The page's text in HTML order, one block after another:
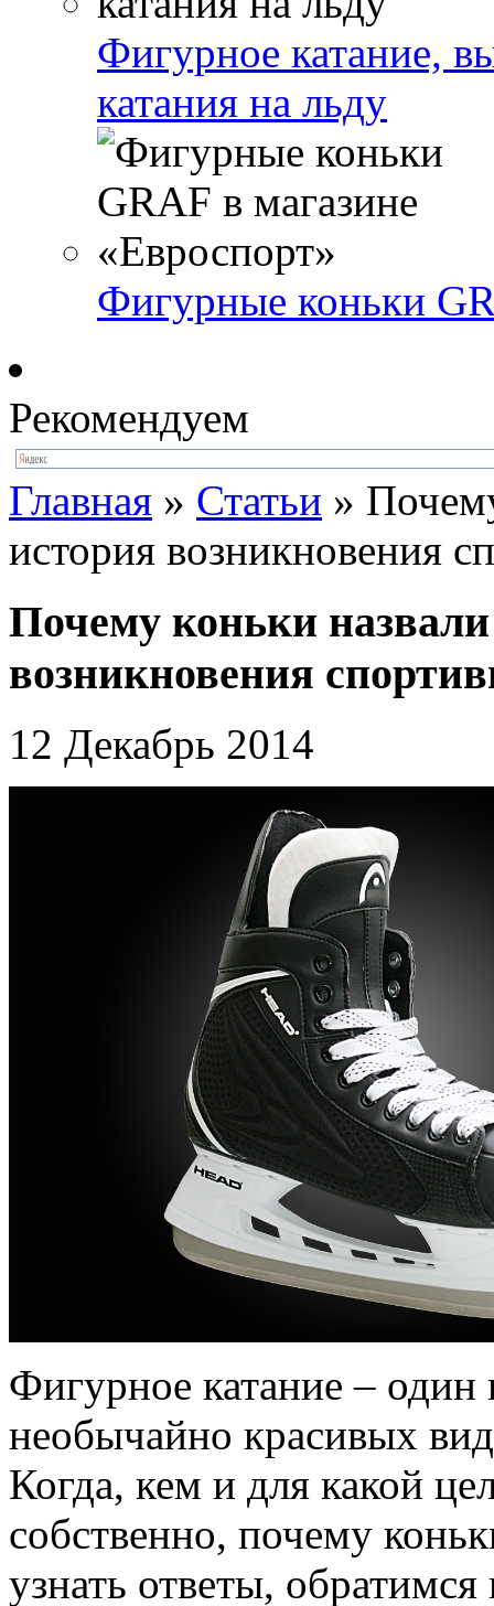
Фигурное катание,
катания на льду
Фигурные коньки
Рекомендуем
Главная » Статьи »
история возникновения
Почему коньки
возникновения
12 Декабрь 2014
Фигурное катание –
необычайно красивых
Когда, кем и для какой
собственно, почему
узнать ответы,